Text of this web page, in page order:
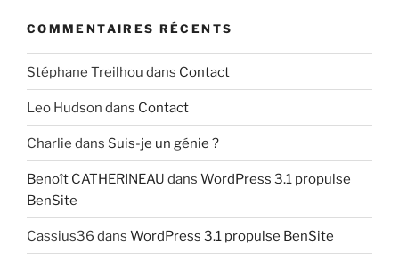
COMMENTAIRES RÉCENTS
Stéphane Treilhou dans Contact
Leo Hudson dans Contact
Charlie dans Suis-je un génie ?
Benoît CATHERINEAU dans WordPress 3.1 propulse
BenSite
Cassius36 dans WordPress 3.1 propulse BenSite